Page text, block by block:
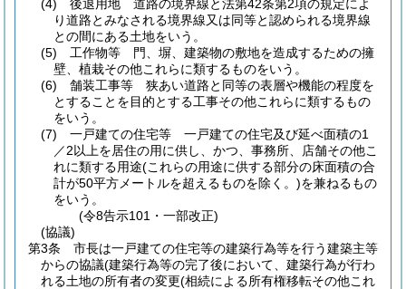
(4)
後退用地 道路の境界線と法第42条第2項の規定によ
り道路とみなされる境界線又は同等と認められる境界線
との間にある土地をいう。
(5)
工作物等 門、塀、建築物の敷地を造成するための擁
壁、植栽その他これらに類するものをいう。
(6)
舗装工事等 狭あい道路と同等の表層や機能の程度を
とすることを目的とする工事その他これらに類するもの
をいう。
(7)
一戸建ての住宅等 一戸建ての住宅及び延べ面積の1
／2以上を居住の用に供し、かつ、事務所、店舗その他こ
れに類する用途(これらの用途に供する部分の床面積の合
計が50平方メートルを超えるものを除く。)を兼ねるもの
をいう。
(令8告示101・一部改正)
(協議)
第3条
市長は一戸建ての住宅等の建築行為等を行う建築主等
からの協議(建築行為等の完了後において、建築行為が行わ
れる土地の所有者の変更(相続による所有権移転その他これ